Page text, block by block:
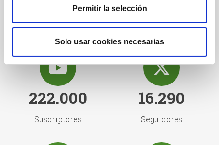
Permitir la selección
Solo usar cookies necesarias
1.222
Posts
1.732
Seguidores
222.000
Suscriptores
16.290
Seguidores